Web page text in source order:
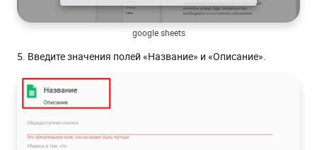
google sheets
5. Введите значения полей «Название» и «Описание».